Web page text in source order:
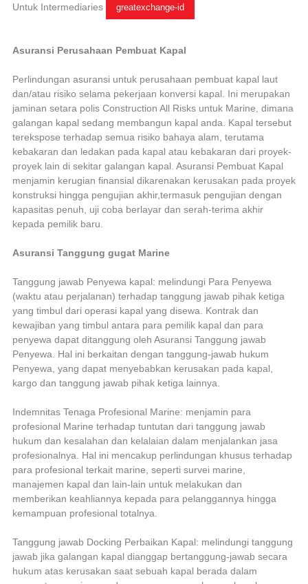
Untuk Intermediaries greatexchange-id
Asuransi Perusahaan Pembuat Kapal
Perlindungan asuransi untuk perusahaan pembuat kapal laut
dan/atau risiko selama pekerjaan konversi kapal. Ini merupakan
jaminan setara polis Construction All Risks untuk Marine, dimana
galangan kapal sedang membangun kapal anda. Kapal tersebut
terekspose terhadap semua risiko bahaya alam, terutama
kebakaran dan ledakan pada kapal atau kebakaran dari proyek-
proyek lain di sekitar galangan kapal. Asuransi Pembuat Kapal
menjamin kerugian finansial dikarenakan kerusakan pada proyek
konstruksi hingga pengujian akhir,termasuk pengujian dengan
kapasitas penuh, uji coba berlayar dan serah-terima akhir
kepada pemilik baru.
Asuransi Tanggung gugat Marine
Tanggung jawab Penyewa kapal: melindungi Para Penyewa
(waktu atau perjalanan) terhadap tanggung jawab pihak ketiga
yang timbul dari operasi kapal yang disewa. Kontrak dan
kewajiban yang timbul antara para pemilik kapal dan para
penyewa dapat ditanggung oleh Asuransi Tanggung jawab
Penyewa. Hal ini berkaitan dengan tanggung-jawab hukum
Penyewa, yang dapat menyebabkan kerusakan pada kapal,
kargo dan tanggung jawab pihak ketiga lainnya.
Indemnitas Tenaga Profesional Marine: menjamin para
profesional Marine terhadap tuntutan dari tanggung jawab
hukum dan kesalahan dan kelalaian dalam menjalankan jasa
profesionalnya. Hal ini mencakup perlindungan khusus terhadap
para profesional terkait marine, seperti survei marine,
manajemen kapal dan lain-lain untuk melakukan dan
memberikan keahliannya kepada para pelanggannya hingga
kemampuan profesional totalnya.
Tanggung jawab Docking Perbaikan Kapal: melindungi tanggung
jawab jika galangan kapal dianggap bertanggung-jawab secara
hukum atas kerusakan saat sebuah kapal berada dalam